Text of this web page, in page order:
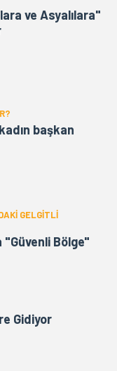
ve Asyalılara"
başkan
GELGİTLİ
"Güvenli Bölge"
Gidiyor